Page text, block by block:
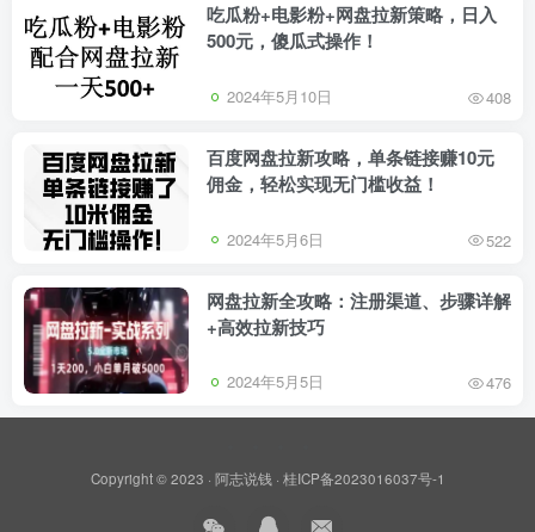
吃瓜粉+电影粉+网盘拉新策略，日入
500元，傻瓜式操作！
2024年5月10日 408
百度网盘拉新攻略，单条链接赚10元
佣金，轻松实现无门槛收益！
2024年5月6日 522
网盘拉新全攻略：注册渠道、步骤详解
+高效拉新技巧
2024年5月5日 476
Copyright © 2023 · 阿志说钱 · 桂ICP备2023016037号-1